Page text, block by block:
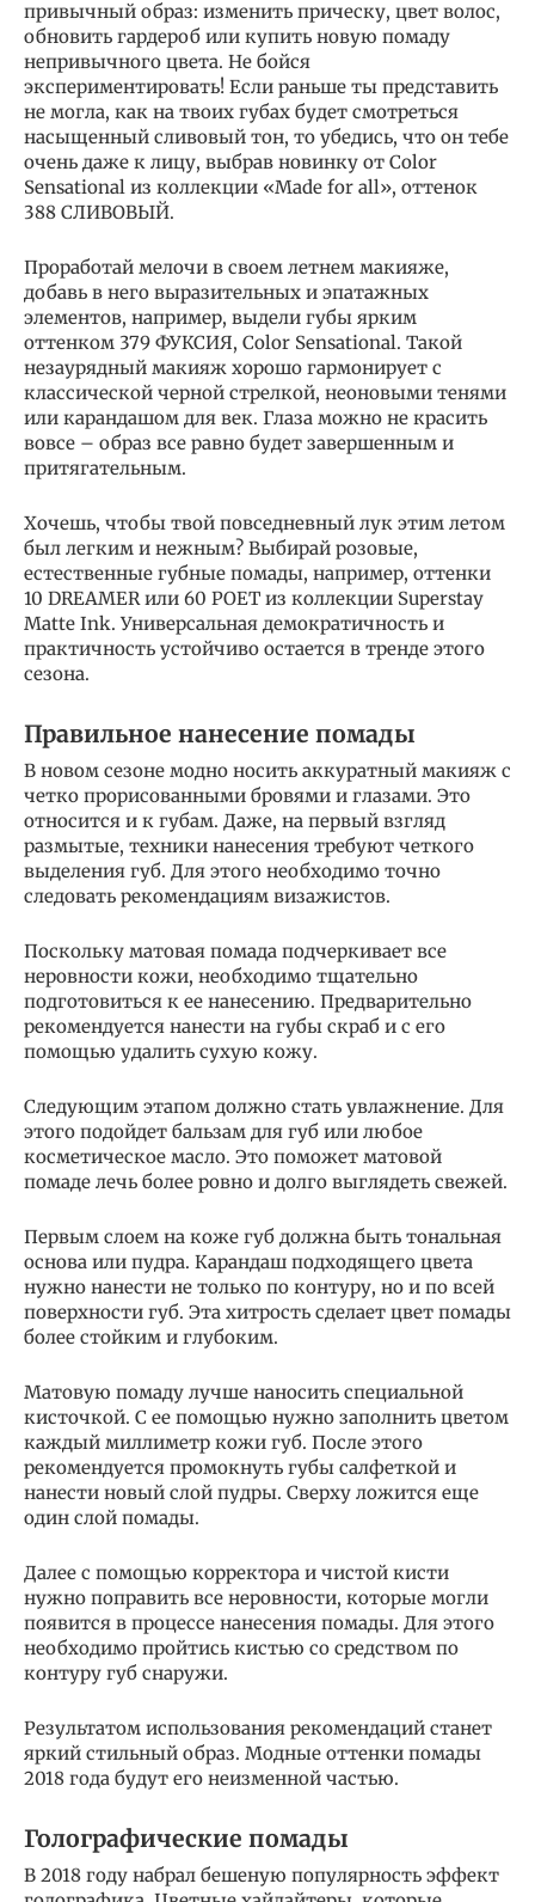
привычный образ: изменить прическу, цвет волос,
обновить гардероб или купить новую помаду
непривычного цвета. Не бойся
экспериментировать! Если раньше ты представить
не могла, как на твоих губах будет смотреться
насыщенный сливовый тон, то убедись, что он тебе
очень даже к лицу, выбрав новинку от Color
Sensational из коллекции «Made for all», оттенок
388 СЛИВОВЫЙ.
Проработай мелочи в своем летнем макияже,
добавь в него выразительных и эпатажных
элементов, например, выдели губы ярким
оттенком 379 ФУКСИЯ, Color Sensational. Такой
незаурядный макияж хорошо гармонирует с
классической черной стрелкой, неоновыми тенями
или карандашом для век. Глаза можно не красить
вовсе – образ все равно будет завершенным и
притягательным.
Хочешь, чтобы твой повседневный лук этим летом
был легким и нежным? Выбирай розовые,
естественные губные помады, например, оттенки
10 DREAMER или 60 POET из коллекции Superstay
Matte Ink. Универсальная демократичность и
практичность устойчиво остается в тренде этого
сезона.
Правильное нанесение помады
В новом сезоне модно носить аккуратный макияж с
четко прорисованными бровями и глазами. Это
относится и к губам. Даже, на первый взгляд
размытые, техники нанесения требуют четкого
выделения губ. Для этого необходимо точно
следовать рекомендациям визажистов.
Поскольку матовая помада подчеркивает все
неровности кожи, необходимо тщательно
подготовиться к ее нанесению. Предварительно
рекомендуется нанести на губы скраб и с его
помощью удалить сухую кожу.
Следующим этапом должно стать увлажнение. Для
этого подойдет бальзам для губ или любое
косметическое масло. Это поможет матовой
помаде лечь более ровно и долго выглядеть свежей.
Первым слоем на коже губ должна быть тональная
основа или пудра. Карандаш подходящего цвета
нужно нанести не только по контуру, но и по всей
поверхности губ. Эта хитрость сделает цвет помады
более стойким и глубоким.
Матовую помаду лучше наносить специальной
кисточкой. С ее помощью нужно заполнить цветом
каждый миллиметр кожи губ. После этого
рекомендуется промокнуть губы салфеткой и
нанести новый слой пудры. Сверху ложится еще
один слой помады.
Далее с помощью корректора и чистой кисти
нужно поправить все неровности, которые могли
появится в процессе нанесения помады. Для этого
необходимо пройтись кистью со средством по
контуру губ снаружи.
Результатом использования рекомендаций станет
яркий стильный образ. Модные оттенки помады
2018 года будут его неизменной частью.
Голографические помады
В 2018 году набрал бешеную популярность эффект